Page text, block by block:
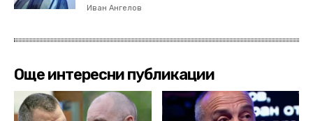
Иван Ангелов
Още интересни публикации